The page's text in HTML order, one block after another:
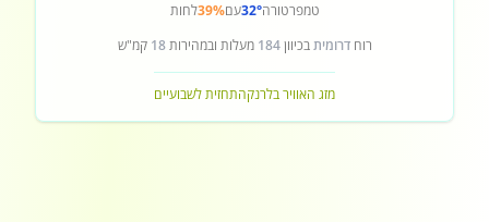
טמפרטורה32°עם39%לחות
רוחדרומיתבכיוון184 מעלות ובמהירות18 קמ"ש
מזג האוויר בלרנקהתחזית לשבועיים